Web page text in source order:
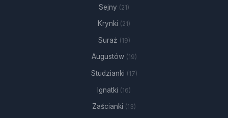
Sejny (21)
Krynki (21)
Suraż (19)
Augustów (19)
Studzianki (17)
Ignatki (16)
Zaścianki (13)